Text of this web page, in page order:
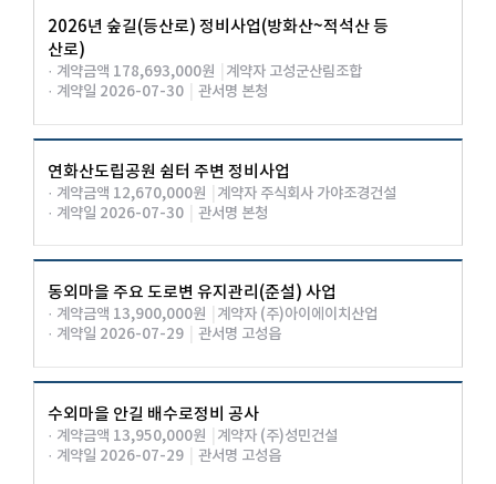
2026년 숲길(등산로) 정비사업(방화산~적석산 등
산로)
· 계약금액 178,693,000원
계약자 고성군산림조합
· 계약일 2026-07-30
관서명 본청
연화산도립공원 쉼터 주변 정비사업
· 계약금액 12,670,000원
계약자 주식회사 가야조경건설
· 계약일 2026-07-30
관서명 본청
동외마을 주요 도로변 유지관리(준설) 사업
· 계약금액 13,900,000원
계약자 (주)아이에이치산업
· 계약일 2026-07-29
관서명 고성읍
수외마을 안길 배수로정비 공사
· 계약금액 13,950,000원
계약자 (주)성민건설
· 계약일 2026-07-29
관서명 고성읍